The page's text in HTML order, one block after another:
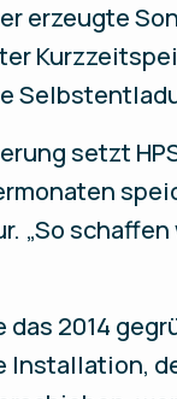
erzeugte
setzt
„So
das 2014
Installation,